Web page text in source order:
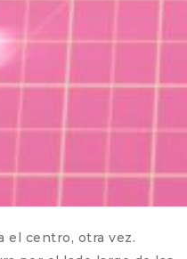
el centro, otra vez.